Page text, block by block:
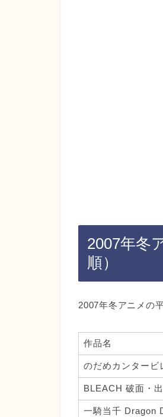
2007年冬
順）
2007年冬アニメの
作品名
のだめカンタービ
BLEACH 破面・
一騎当千 Dragon